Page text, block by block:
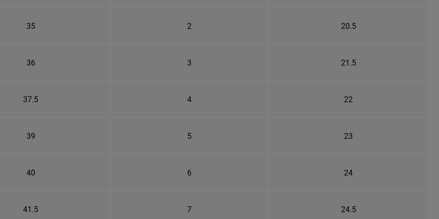
35 2 20.5
36 3 21.5
37.5 4 22
39 5 23
40 6 24
41.5 7 24.5